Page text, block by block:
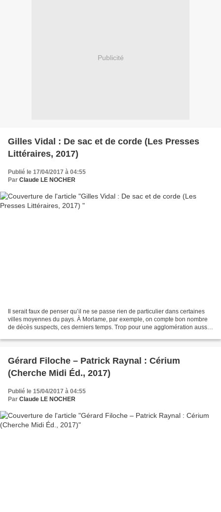
Publicité
Gilles Vidal : De sac et de corde (Les Presses
Littéraires, 2017)
Publié le 17/04/2017 à 04:55
Par Claude LE NOCHER
Il serait faux de penser qu’il ne se passe rien de particulier dans certaines
villes moyennes du pays. À Morlame, par exemple, on compte bon nombre
de décès suspects, ces derniers temps. Trop pour une agglomération aussi
Gérard Filoche – Patrick Raynal : Cérium
(Cherche Midi Éd., 2017)
Publié le 15/04/2017 à 04:55
Par Claude LE NOCHER